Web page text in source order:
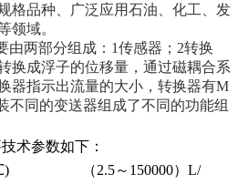
种、广泛应用石油、化工、发
领域。
由两部分组成： 1传感器； 2转换
换成浮子的位移量，通过磁耦合系
器指示出流量的大小，转换器有M
装不同的变送器组成了不同的功能组
术参数如下：
) （2.5～ 150000） L/